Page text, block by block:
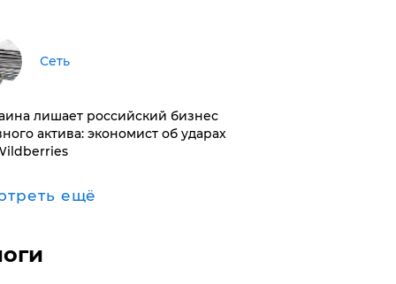
Сеть
лишает российский бизнес
актива: экономист об ударах
ещё